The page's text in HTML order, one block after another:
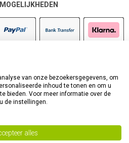
van onze bezoekersgegevens, om
inhoud te tonen en om u
bieden. Voor meer informatie over de
de instellingen.
alles